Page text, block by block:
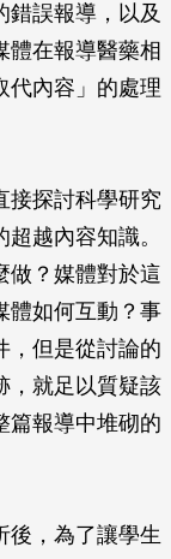
錯誤報導，以及
體在報導醫藥相
代內容」的處理
接探討科學研究
越內容知識。
做？媒體對於這
體如何互動？事
，但是從討論的
，就足以質疑該
篇報導中堆砌的
後，為了讓學生